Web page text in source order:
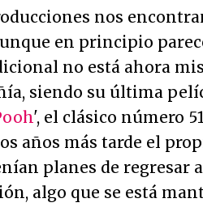
nos
en principio
no está ahora
siendo su última
', el clásico número
años más tarde el
planes de regresar
algo que se está